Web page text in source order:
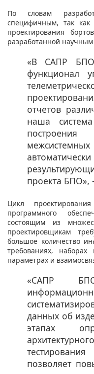
По словам
специфичным, так как
проектирования
разработанной
«В САПР БПО
функционал
отчетов
наша
проекта БПО»,
Цикл
программного
состоящим из
проектировщикам
большое количество
требованиях, наборах
параметрах и
«САПР
данных об
этапах
позволяет